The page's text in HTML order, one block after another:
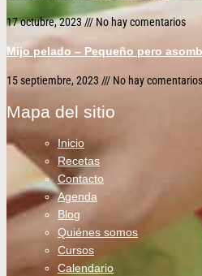
17 octubre, 2023 No hay comentarios
Mijo pelado – Pequeño pero
15 septiembre, 2023 No hay comentarios
Mapa del sitio
Inicio
Recetas
Contacto
Agenda
Blog
Quiénes somos
Cursos
Calendario